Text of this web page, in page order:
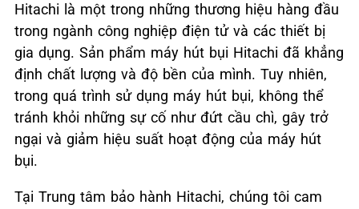
Hitachi là một trong những thương hiệu hàng đầu
trong ngành công nghiệp điện tử và các thiết bị
gia dụng. Sản phẩm máy hút bụi Hitachi đã khẳng
định chất lượng và độ bền của mình. Tuy nhiên,
trong quá trình sử dụng máy hút bụi, không thể
tránh khỏi những sự cố như đứt cầu chì, gây trở
ngại và giảm hiệu suất hoạt động của máy hút
bụi.
Tại Trung tâm bảo hành Hitachi, chúng tôi cam